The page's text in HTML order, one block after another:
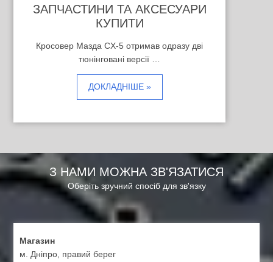
ЗАПЧАСТИНИ ТА АКСЕСУАРИ
КУПИТИ
Кросовер Мазда CX-5 отримав одразу дві
тюнінговані версії …
ДОКЛАДНІШЕ »
З НАМИ МОЖНА ЗВ'ЯЗАТИСЯ
Оберіть зручний спосіб для зв'язку
Магазин
м. Дніпро, правий берег